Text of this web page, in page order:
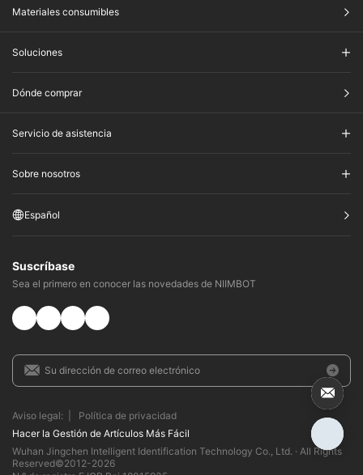
Materiales consumibles
Soluciones
Dónde comprar
Servicio de asistencia
Sobre nosotros
Español
Suscríbase
Sea el primero en conocer las novedades de NIIMBOT
Aviso legal:
Política de privacidad
Hacer la Gestión de Artículos Más Fácil​
Wuhan Jingchen Intelligent Identification Technology Co., Ltd. · All Rights
Reserved©2012-2026